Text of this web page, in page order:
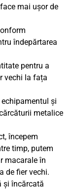
mai ușor de
îndepărtarea
pentru a
vechi la fața
și
metalice
începem
timp, putem
macarale în
de fier vechi.
și încărcată